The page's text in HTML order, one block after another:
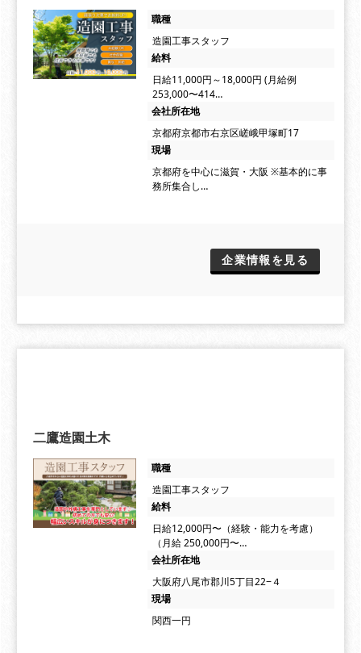
職種
造園工事スタッフ
給料
日給11,000円～18,000円 (月給例
253,000〜414…
会社所在地
京都府京都市右京区嵯峨甲塚町17
現場
京都府を中心に滋賀・大阪 ※基本的に事
務所集合し…
企業情報を見る
二鷹造園土木
職種
造園工事スタッフ
給料
日給12,000円〜（経験・能力を考慮）
（月給 250,000円〜…
会社所在地
大阪府八尾市郡川5丁目22−４
現場
関西一円